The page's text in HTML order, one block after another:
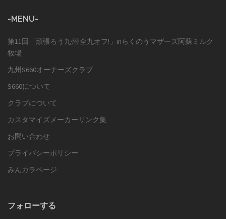
-MENU-
第11回「頑張ろう九州!全九オフ!」inらくのうマザーズ阿蘇ミルク
牧場
九州S660オーナーズクラブ
S660について
クラブについて
カスタマイズメーカーリンク集
お問い合わせ
プライバシーポリシー
みんカラページ
フォローする